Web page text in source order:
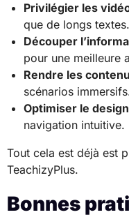
Privilégier les
que de longs textes.
Découper
pour une meilleure
Rendre les
scénarios
Optimiser le design
navigation intuitive.
Tout cela est déjà est
TeachizyPlus.
Bonnes